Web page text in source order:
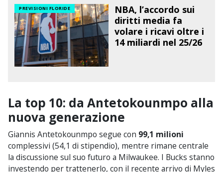
PREVISIONI FLORIDE
NBA, l’accordo sui
diritti media fa
volare i ricavi oltre i
14 miliardi nel 25/26
La top 10: da Antetokounmpo alla
nuova generazione
Giannis Antetokounmpo segue con 99,1 milioni
complessivi (54,1 di stipendio), mentre rimane centrale
la discussione sul suo futuro a Milwaukee. I Bucks stanno
investendo per trattenerlo, con il recente arrivo di Myles